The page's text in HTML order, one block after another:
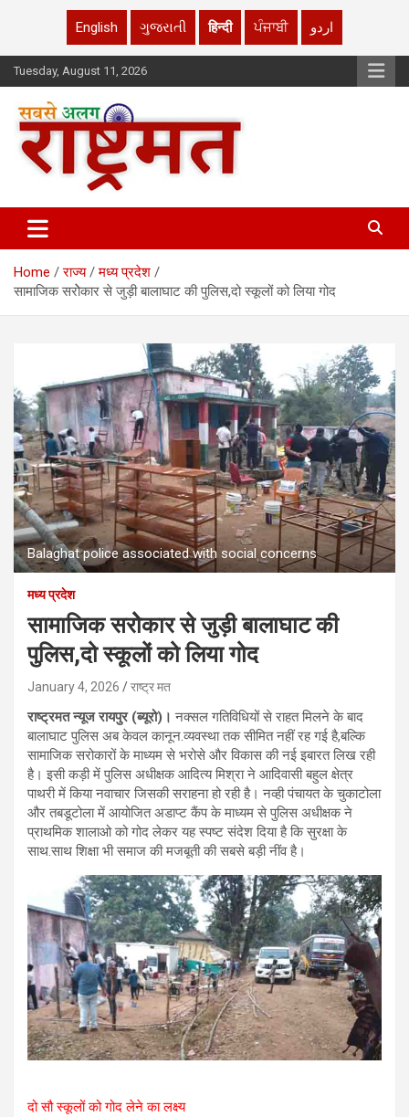
English ગુજરાતી हिन्दी ਪੰਜਾਬੀ اردو
Skip
to
Tuesday, August 11, 2026
rashtrmat.com
Home राज्य
मध्य प्रदेश
सामाजिक सरोेकार से जुड़ी बालाघाट की पुलिस,दो स्कूलों को लिया गोद
Balaghat police associated with social concerns
मध्य प्रदेश
सामाजिक सरोेकार से जुड़ी बालाघाट की
पुलिस,दो स्कूलों को लिया गोद
January 4, 2026 राष्ट्र मत
राष्ट्रमत न्यूज रायपुर (ब्यूरो)। नक्सल गतिविधियों से राहत मिलने के बाद
बालाघाट पुलिस अब केवल कानून.व्यवस्था तक सीमित नहीं रह गई है,बल्कि
सामाजिक सरोकारों के माध्यम से भरोसे और विकास की नई इबारत लिख रही
है। इसी कड़ी में पुलिस अधीक्षक आदित्य मिश्रा ने आदिवासी बहुल क्षेत्र
पाथरी में किया नवाचार जिसकी सराहना हो रही है। नव्ही पंचायत के चुकाटोला
और तबडूटोला में आयोजित अडाप्ट कैंप के माध्यम से पुलिस अधीक्षक ने
प्राथमिक शालाओ को गोद लेकर यह स्पष्ट संदेश दिया है कि सुरक्षा के
साथ.साथ शिक्षा भी समाज की मजबूती की सबसे बड़ी नींव है।
दो सौ स्कूलों को गोद लेने का लक्ष्य